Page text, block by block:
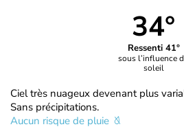
34°
Ressenti 41°
sous l’influence
soleil
Ciel très nuageux devenant plus
Sans précipitations.
Aucun risque de pluie